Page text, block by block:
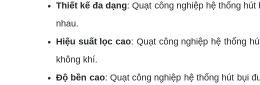
Thiết kế đa dạng: Quạt công nghiệp hệ thống
nhau.
Hiệu suất lọc cao: Quạt công nghiệp hệ thống
không khí.
Độ bền cao: Quạt công nghiệp hệ thống hút bụi